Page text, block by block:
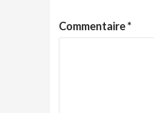
Commentaire*